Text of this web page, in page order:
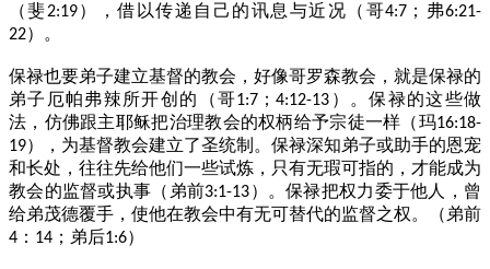
（斐2:19），借以传递自己的讯息与近况（哥4:7 ；弗6:21-
22）。
保禄也要弟子建立基督的教会，好像哥罗森教会，就是保禄的
弟子厄帕弗辣所开创的（哥1:7 ；4:12-13 ）。保禄的这些做
法，仿佛跟主耶稣把治理教会的权柄给予宗徒一样（玛16:18-
19），为基督教会建立了圣统制。保禄深知弟子或助手的恩宠
和长处，往往先给他们一些试炼，只有无瑕可指的，才能成为
教会的监督或执事（弟前3:1-13）。保禄把权力委于他人，曾
给弟茂德覆手，使他在教会中有无可替代的监督之权。（弟前
4 ： 14 ；弟后1:6）